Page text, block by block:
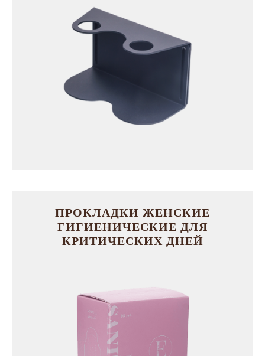
ПРОКЛАДКИ ЖЕНСКИЕ
ГИГИЕНИЧЕСКИЕ ДЛЯ
КРИТИЧЕСКИХ ДНЕЙ